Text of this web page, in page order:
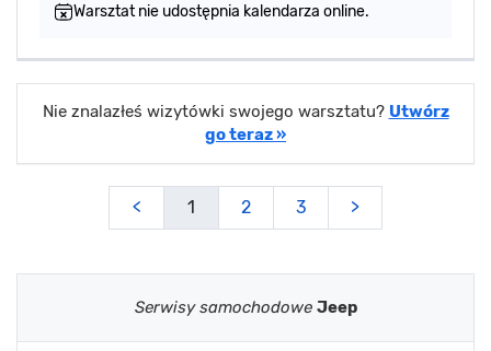
Warsztat nie udostępnia kalendarza online.
Nie znalazłeś wizytówki swojego warsztatu? Utwórz
go teraz »
< 1 2 3 >
Serwisy samochodowe Jeep